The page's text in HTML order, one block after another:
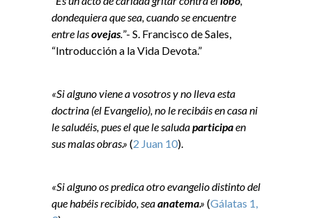
dondequiera que sea, cuando se encuentre
entre lasovejas.”- S. Francisco de Sales,
“Introducción a la Vida Devota.”
«Si alguno viene a vosotros y no lleva esta
doctrina (el Evangelio), no le recibáis en casa ni
le saludéis, pues el que le saludaparticipaen
sus malas obras.» (2 Juan 10).
«Si alguno os predica otro evangelio distinto del
que habéis recibido, seaanatema.» (Gálatas 1,